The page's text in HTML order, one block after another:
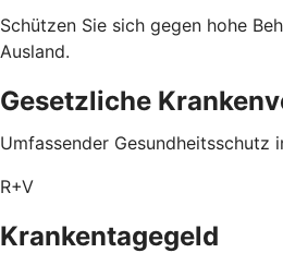
Schützen Sie sich gegen hohe
Ausland.
Gesetzliche
Umfassender Gesundheitsschutz
R+V
Krankentagegeld